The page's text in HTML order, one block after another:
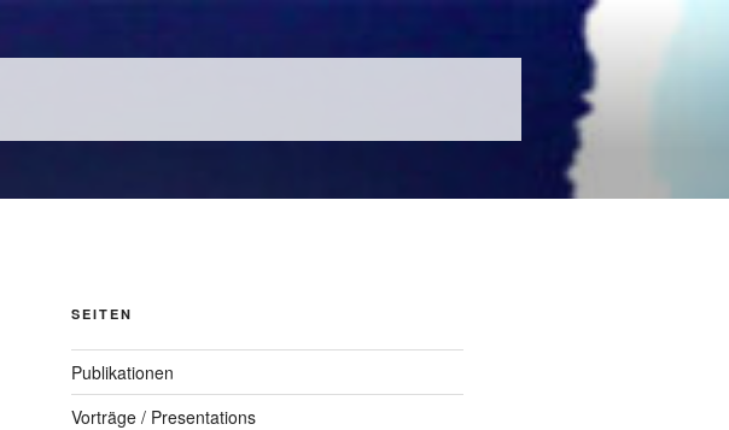
SEITEN
Publikationen
Vorträge / Presentations